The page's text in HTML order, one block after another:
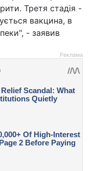
Третя стадія -
вакцина, в
- заявив
Реклама